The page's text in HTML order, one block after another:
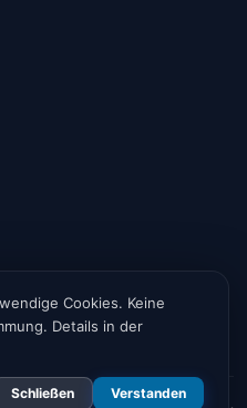
Cookies. Keine
Details in der
Schließen Verstanden